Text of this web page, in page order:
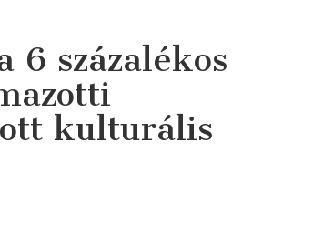
6 százalékos
kulturális